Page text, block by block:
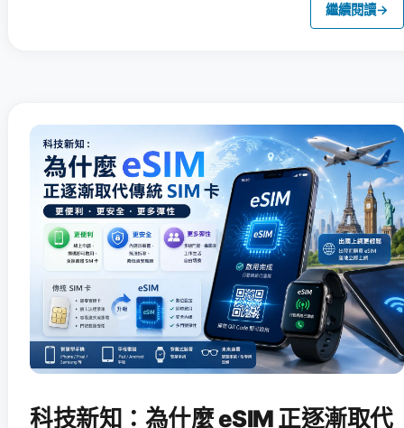
繼續閱讀→
科技新知：為什麼 eSIM 正逐漸取代